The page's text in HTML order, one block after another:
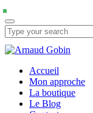
Accueil
Mon approche
La boutique
Le Blog